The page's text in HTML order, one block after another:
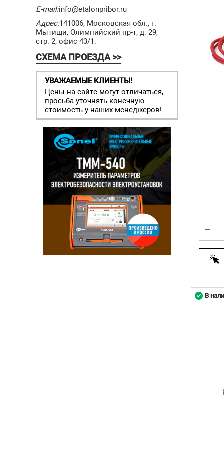
E-mail:info@etalonpribor.ru
Адрес:141006, Московская обл., г.
Мытищи, Олимпийский пр-т, д. 29,
стр. 2, офис 43/1.
СХЕМА ПРОЕЗДА >>
УВАЖАЕМЫЕ КЛИЕНТЫ!
Цены на сайте могут отличаться,
просьба уточнять конечную
стоимость у наших менеджеров!
В